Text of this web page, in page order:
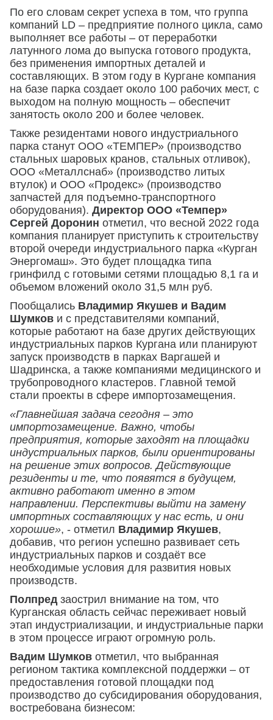
По его словам секрет успеха в том, что группа
компаний LD – предприятие полного цикла, само
выполняет все работы – от переработки
латунного лома до выпуска готового продукта,
без применения импортных деталей и
составляющих. В этом году в Кургане компания
на базе парка создает около 100 рабочих мест, с
выходом на полную мощность – обеспечит
занятость около 200 и более человек.
Также резидентами нового индустриального
парка станут ООО «ТЕМПЕР» (производство
стальных шаровых кранов, стальных отливок),
ООО «Металлснаб» (производство литых
втулок) и ООО «Продекс» (производство
запчастей для подъемно-транспортного
оборудования). Директор ООО «Темпер»
Сергей Доронин отметил, что весной 2022 года
компания планирует приступить к строительству
второй очереди индустриального парка «Курган
Энергомаш». Это будет площадка типа
гринфилд с готовыми сетями площадью 8,1 га и
объемом вложений около 31,5 млн руб.
Пообщались Владимир Якушев и Вадим
Шумков и с представителями компаний,
которые работают на базе других действующих
индустриальных парков Кургана или планируют
запуск производств в парках Варгашей и
Шадринска, а также компаниями медицинского и
трубопроводного кластеров. Главной темой
стали проекты в сфере импортозамещения.
«Главнейшая задача сегодня – это
импортозамещение. Важно, чтобы
предприятия, которые заходят на площадки
индустриальных парков, были ориентированы
на решение этих вопросов. Действующие
резиденты и те, что появятся в будущем,
активно работают именно в этом
направлении. Перспективы выйти на замену
импортных составляющих у нас есть, и они
хорошие», - отметил Владимир Якушев,
добавив, что регион успешно развивает сеть
индустриальных парков и создаёт все
необходимые условия для развития новых
производств.
Полпред заострил внимание на том, что
Курганская область сейчас переживает новый
этап индустриализации, и индустриальные парки
в этом процессе играют огромную роль.
Вадим Шумков отметил, что выбранная
регионом тактика комплексной поддержки – от
предоставления готовой площадки под
производство до субсидирования оборудования,
востребована бизнесом: